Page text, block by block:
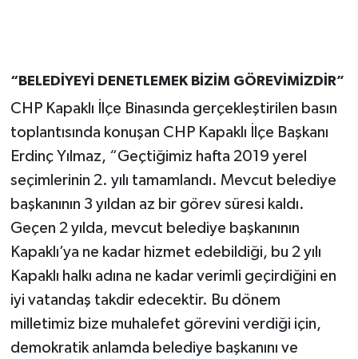
“BELEDİYEYİ DENETLEMEK BİZİM GÖREVİMİZDİR”
CHP Kapaklı İlçe Binasında gerçekleştirilen basın
toplantısında konuşan CHP Kapaklı İlçe Başkanı
Erdinç Yılmaz, “Geçtiğimiz hafta 2019 yerel
seçimlerinin 2. yılı tamamlandı. Mevcut belediye
başkanının 3 yıldan az bir görev süresi kaldı.
Geçen 2 yılda, mevcut belediye başkanının
Kapaklı’ya ne kadar hizmet edebildiği, bu 2 yılı
Kapaklı halkı adına ne kadar verimli geçirdiğini en
iyi vatandaş takdir edecektir. Bu dönem
milletimiz bize muhalefet görevini verdiği için,
demokratik anlamda belediye başkanını ve